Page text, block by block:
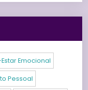
Emocional
Pessoal